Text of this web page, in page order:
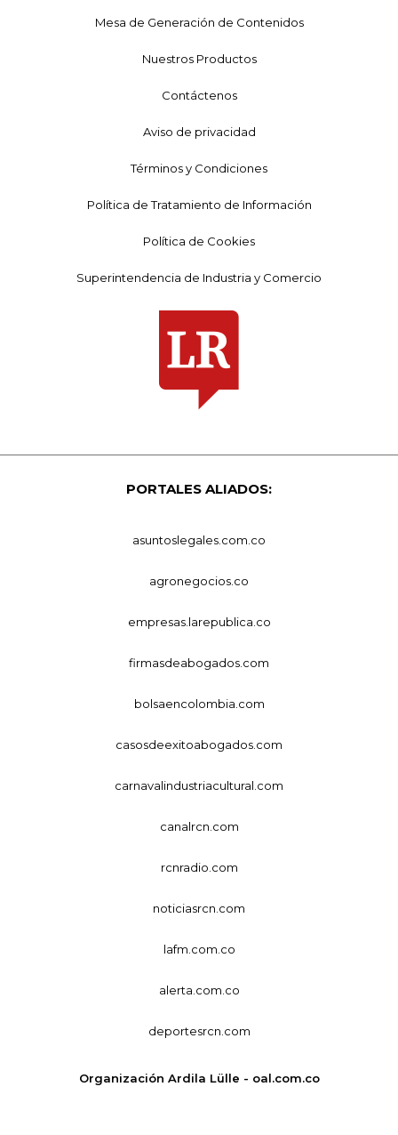
Mesa de Generación de Contenidos
Nuestros Productos
Contáctenos
Aviso de privacidad
Términos y Condiciones
Política de Tratamiento de Información
Política de Cookies
Superintendencia de Industria y Comercio
PORTALES ALIADOS:
asuntoslegales.com.co
agronegocios.co
empresas.larepublica.co
firmasdeabogados.com
bolsaencolombia.com
casosdeexitoabogados.com
carnavalindustriacultural.com
canalrcn.com
rcnradio.com
noticiasrcn.com
lafm.com.co
alerta.com.co
deportesrcn.com
Organización Ardila Lülle - oal.com.co